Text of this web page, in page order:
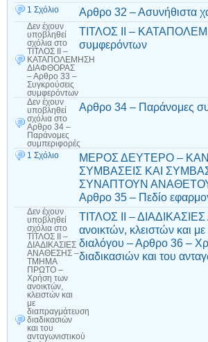
1 Σχόλιο Αρθρο 32 – Ασυνήθιστα
Δεν έχουν
υποβληθεί
σχόλια στο
ΤΙΤΛΟΣ ΙΙ –
ΚΑΤΑΠΟΛΕΜΗΣΗ
ΔΙΑΦΘΟΡΑΣ
– Αρθρο 33 –
Συγκρούσεις
συμφερόντων
ΤΙΤΛΟΣ ΙΙ –
συμφερόντων
Δεν έχουν
υποβληθεί
σχόλια στο
Αρθρο 34 –
Παράνομες
συμπεριφορές
Αρθρο 34 – Παράνομες
1 Σχόλιο
ΜΕΡΟΣ ΔΕΥΤΕΡΟ –
ΣΥΜΒΑΣΕΙΣ ΚΑΙ
ΣΥΝΑΠΤΟΥΝ
Αρθρο 35 – Πεδίο
Δεν έχουν
υποβληθεί
σχόλια στο
ΤΙΤΛΟΣ ΙΙ –
ΔΙΑΔΙΚΑΣΙΕΣ
ΑΝΑΘΕΣΗΣ –
ΤΜΗΜΑ
ΠΡΩΤΟ –
Χρήση των
ανοικτών,
κλειστών και
με
διαπραγμάτευση
διαδικασιών
και του
ανταγωνιστικού
ΤΙΤΛΟΣ ΙΙ –
ανοικτών, κλειστών και
διαλόγου – Αρθρο 36 –
διαδικασιών και του